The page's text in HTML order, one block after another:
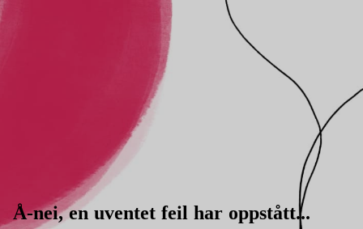
Å-nei, en uventet feil har oppstått...